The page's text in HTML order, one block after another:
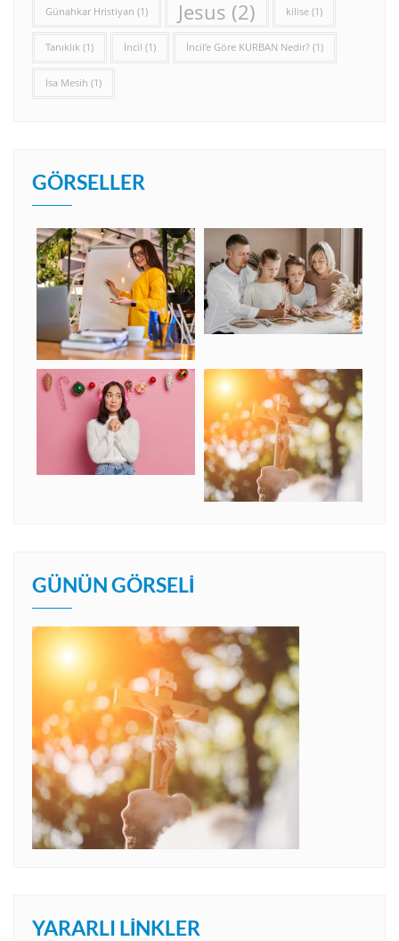
Günahkar Hristiyan (1) Jesus (2) kilise (1)
Tanıklık (1) İncil (1) İncil’e Göre KURBAN Nedir? (1)
İsa Mesih (1)
GÖRSELLER
GÜNÜN GÖRSELI
YARARLI LINKLER